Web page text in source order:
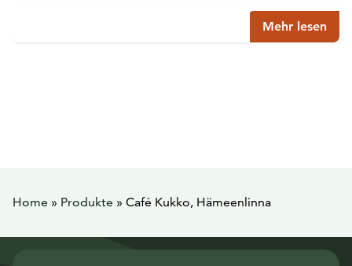
Mehr lesen
Home » Produkte » Café Kukko, Hämeenlinna